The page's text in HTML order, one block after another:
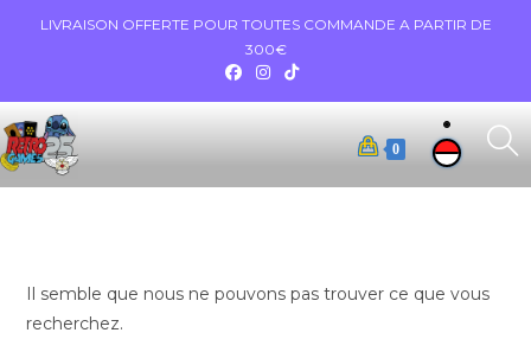
LIVRAISON OFFERTE POUR TOUTES COMMANDE A PARTIR DE
300€
0
Il semble que nous ne pouvons pas trouver ce que vous
recherchez.